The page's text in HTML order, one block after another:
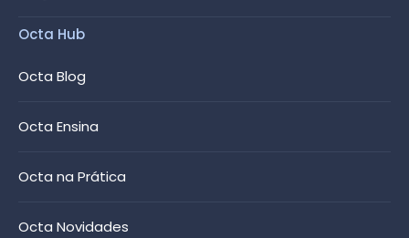
Octa Hub
Octa Blog
Octa Ensina
Octa na Prática
Octa Novidades